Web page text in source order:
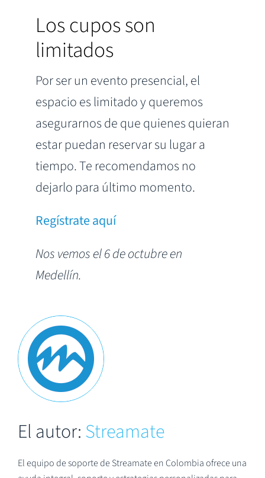
Los cupos son
limitados
Por ser un evento presencial, el
espacio es limitado y queremos
asegurarnos de que quienes quieran
estar puedan reservar su lugar a
tiempo. Te recomendamos no
dejarlo para último momento.
Regístrate aquí
Nos vemos el 6 de octubre en
Medellín.
El autor:Streamate
El equipo de soporte de Streamate en Colombia ofrece una